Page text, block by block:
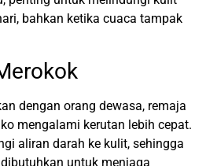
bahkan ketika cuaca tampak
dengan orang dewasa, remaja
mengalami kerutan lebih cepat.
aliran darah ke kulit, sehingga
untuk menjaga